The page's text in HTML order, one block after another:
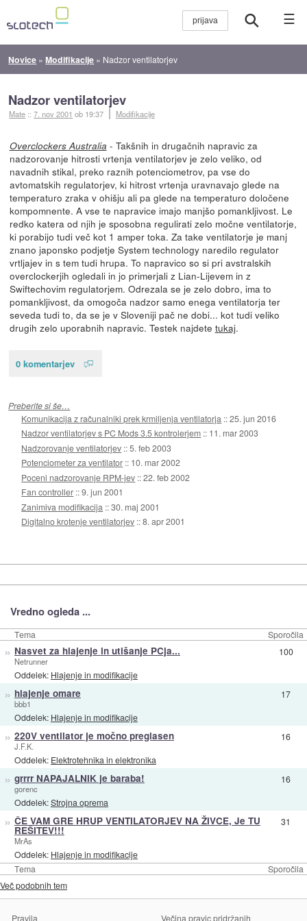
☰
Novice »Modifikacije » Nadzor ventilatorjev
Nadzor ventilatorjev
Mate ::7. nov 2001 ob 19:37 Modifikacije
Overclockers Australia - Takšnih in drugačnih napravic za
nadzorovanje hitrosti vrtenja ventilatorjev je zelo veliko, od
navadnih stikal, preko raznih potenciometrov, pa vse do
avtomatskih regulatorjev, ki hitrost vrtenja uravnavajo glede na
temperaturo zraka v ohišju ali pa glede na temperaturo določene
kompomnente. A vse te napravice imajo manjšo pomankljivost. Le
redko katera od njih je sposobna regulirati zelo močne ventilatorje,
ki porabijo tudi več kot 1 amper toka. Za take ventilatorje je manj
znano japonsko podjetje System technology naredilo regulator
vrtljajev in s tem tudi hrupa. To napravico so si pri avstralskih
overclockerjih ogledali in jo primerjali z Lian-Lijevem in z
Swiftechovim regulatorjem. Odrezala se je zelo dobro, ima to
pomankljivost, da omogoča nadzor samo enega ventilatorja ter
seveda tudi to, da se je v Sloveniji pač ne dobi... kot tudi veliko
drugih zelo uporabnih napravic. Testek najdete tukaj.
0 komentarjev
Preberite si še…
Komunikacija z računalniki prek krmiljenja ventilatorja ::25. jun 2016
Nadzor ventilatorjev s PC Mods 3.5 kontrolerjem :: 11. mar 2003
Nadzorovanje ventilatorjev ::5. feb 2003
Potenciometer za ventilator :: 10. mar 2002
Poceni nadzorovanje RPM-jev ::22. feb 2002
Fan controller ::9. jun 2001
Zanimiva modifikacija ::30. maj 2001
Digitalno krotenje ventilatorjev ::8. apr 2001
Vredno ogleda ...
Tema Sporočila
Tema Sporočila
» Nasvet za hlajenje in utišanje PCja...
Netrunner
Oddelek: Hlajenje in modifikacije
100
» hlajenje omare
bbb1
Oddelek: Hlajenje in modifikacije
17
» 220V ventilator je močno preglasen
J.F.K.
Oddelek: Elektrotehnika in elektronika
16
» grrrr NAPAJALNIK je baraba!
gorenc
Oddelek:Strojna oprema
16
» ČE VAM GRE HRUP VENTILATORJEV NA ŽIVCE, Je TU
REŠITEV!!!
MrAs
Oddelek: Hlajenje in modifikacije
31
Več podobnih tem
Pravila Večina pravic pridržanih